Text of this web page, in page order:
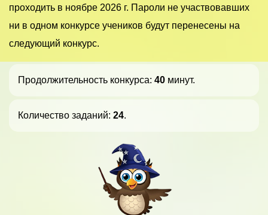
проходить в ноябре 2026 г. Пароли не участвовавших
ни в одном конкурсе учеников будут перенесены на
следующий конкурс.
Продолжительность конкурса: 40 минут.
Количество заданий: 24.